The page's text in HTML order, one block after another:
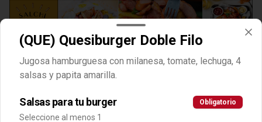
Clasicas amarillas
(AMA) Choripapa Amarilla
Salchipapa con frankfurter y papita
(QUE) Quesiburger Doble Filo
Jugosa hamburguesa con milanesa, tomate, lechuga, 4
salsas y papita amarilla.
Salsas para tu burger Obligatorio
Seleccione al menos 1